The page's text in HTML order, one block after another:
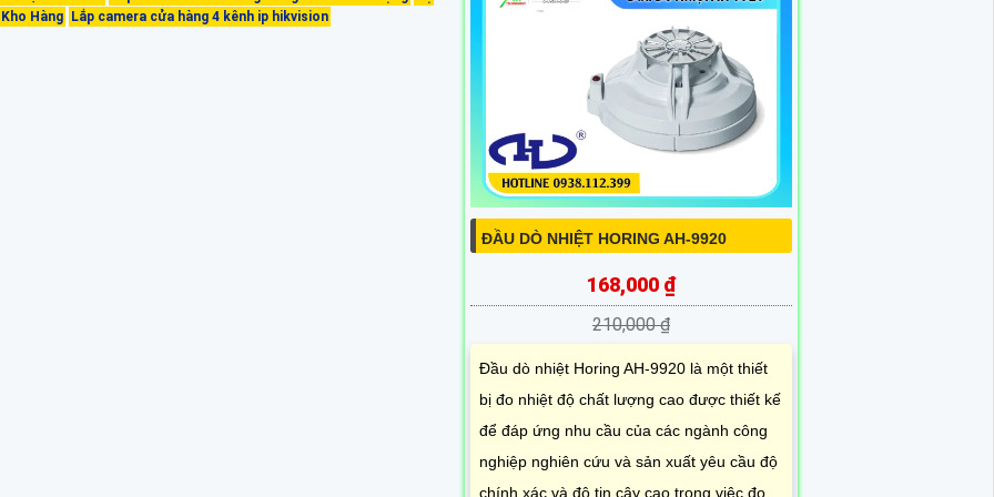
Hàng Lắp camera cửa hàng 4 kênh ip hikvision
ĐẦU DÒ NHIỆT HORING AH-9920
168,000 ₫
210,000 ₫
Đầu dò nhiệt Horing AH-9920 là một thiết
bị đo nhiệt độ chất lượng cao được thiết kế
để đáp ứng nhu cầu của các ngành công
nghiệp nghiên cứu và sản xuất yêu cầu độ
chính xác và độ tin cậy cao trong việc đo